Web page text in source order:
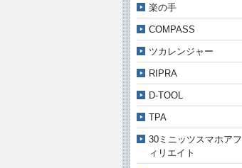
楽の手
COMPASS
ツカレンジャー
RIPRA
D-TOOL
TPA
30ミニッツスマホアフ
ィリエイト